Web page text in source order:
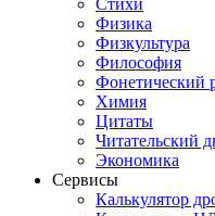
Стихи
Физика
Физкультура
Философия
Фонетический
Химия
Цитаты
Читательский
Экономика
Сервисы
Калькулятор